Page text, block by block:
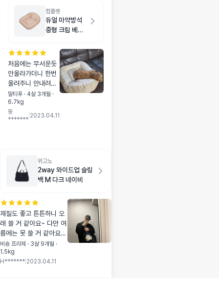
류는 약먹일때 최고
인것같습니다😄
컴플렛
듀얼 마약방석
중형 크림 베이
처음에는 무서운듯
안올라가더니 한번
올려주니 안내려오
네요~~ 6.5키로 허
리긴 말티푸인데 중
형 생각보다 크네요
말티푸 · 4살 3개월 ·
6.7kg
둥
*******
2023.04.11
위고노
2way 와이드업 슬링
백 M 다크 네이비
재질도 좋고 튼튼하니 오
래 쓸 거 같아요~ 다만 여
름에는 못 쓸 거 같아요ㅠ
ㅠ 슬링백 안에 들어간 채
로 차에 탔는데 좀 더워하
더라구요ㅠ 에어컨 들어
비숑 프리제 · 3살 9개월 ·
1.5kg
H******* 2023.04.11